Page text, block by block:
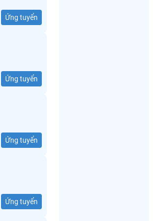
Ứng tuyển
Ứng tuyển
Ứng tuyển
Ứng tuyển